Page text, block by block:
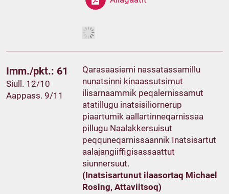
Imm./pkt.: 61
Siull. 12/10
Aappass. 9/11
Qarasaasiami nassatassamillu
nunatsinni kinaassutsimut
ilisarnaammik peqalernissamut
atatillugu inatsisiliornerup
piaartumik aallartinneqarnissaa
pillugu Naalakkersuisut
peqquneqarnissaannik Inatsisartut
aalajangiiffigisassaattut
siunnersuut.
(Inatsisartunut ilaasortaq Michael
Rosing, Attaviitsoq)